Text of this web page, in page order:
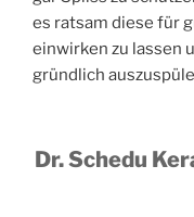
es ratsam diese für
einwirken zu lassen
gründlich
Dr. Schedu